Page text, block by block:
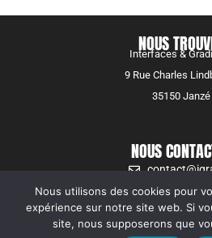
NOUS
Interfaces &
9 Rue Charles
35150 Janzé
NOUS
NOUS
Nous utilisons des cookies pour
expérience sur notre site web. Si
site, nous supposerons que